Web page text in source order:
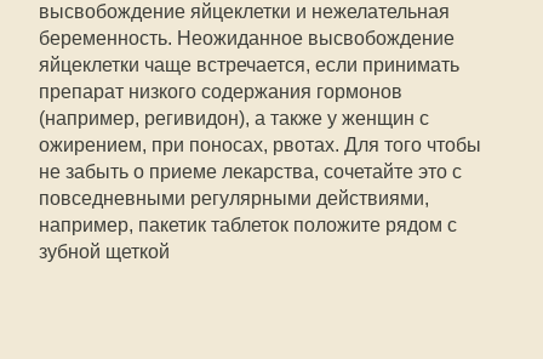
высвобождение яйцеклетки и нежелательная
беременность. Неожиданное высвобождение
яйцеклетки чаще встречается, если принимать
препарат низкого содержания гормонов
(например, регивидон), а также у женщин с
ожирением, при поносах, рвотах. Для того чтобы
не забыть о приеме лекарства, сочетайте это с
повседневными регулярными действиями,
например, пакетик таблеток положите рядом с
зубной щеткой